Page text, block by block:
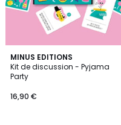
MINUS EDITIONS
Kit de discussion - Pyjama
Party
16,90 €